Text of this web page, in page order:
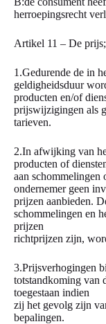
herroepingsrecht
Artikel 11 – De prijs;
1.Gedurende de in
geldigheidsduur
producten en/of
prijswijzigingen als
tarieven.
2.In afwijking van
producten of
aan schommelingen
ondernemer geen
prijzen aanbieden.
schommelingen en
prijzen
richtprijzen zijn,
3.Prijsverhogingen
totstandkoming van
toegestaan indien
zij het gevolg zijn
bepalingen.